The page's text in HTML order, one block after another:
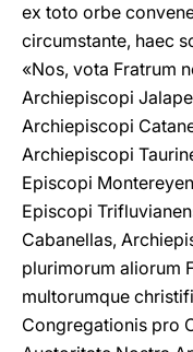
ex toto orbe
circumstante, haec
«Nos, vota Fratrum
Archiepiscopi
Archiepiscopi
Archiepiscopi
Episcopi
Episcopi
Cabanellas,
plurimorum aliorum
multorumque
Congregationis pro